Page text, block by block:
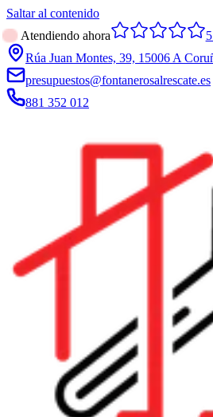
Saltar al contenido
Atendiendo ahora
Rúa Juan Montes, 39, 15006 A
presupuestos@fontanerosalrescate.es
881 352 012